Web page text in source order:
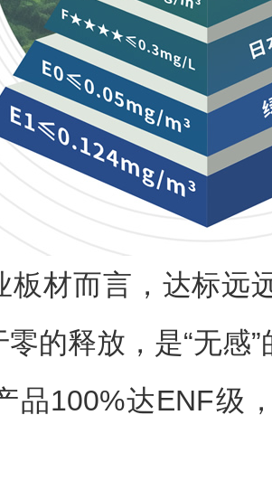
板材而言，达标
的释放，是“无感
品100%达ENF级